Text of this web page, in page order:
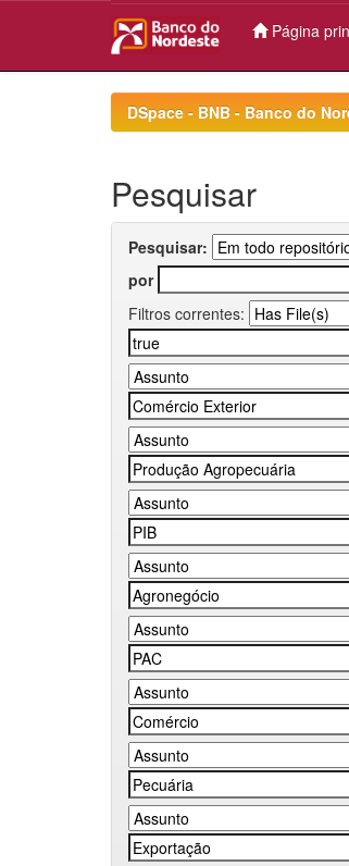
Página
DSpace - BNB - Banco do
Pesquisar
Pesquisar:
por
Filtros correntes: